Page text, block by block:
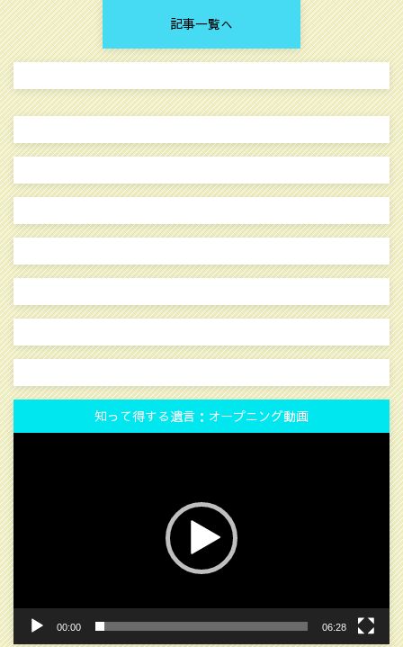
記事一覧へ
知って得する遺言：オープニング動画
動
画
プ
レ
ー
ヤ
ー
00:00 06:28